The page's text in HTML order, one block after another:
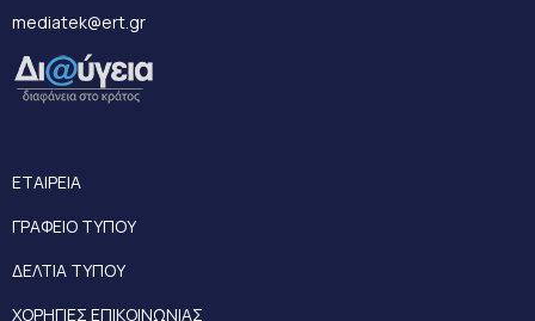
mediatek@ert.gr
ΕΤΑΙΡΕΙΑ
ΓΡΑΦΕΙΟ ΤΥΠΟΥ
ΔΕΛΤΙΑ ΤΥΠΟΥ
ΧΟΡΗΓΙΕΣ ΕΠΙΚΟΙΝΩΝΙΑΣ